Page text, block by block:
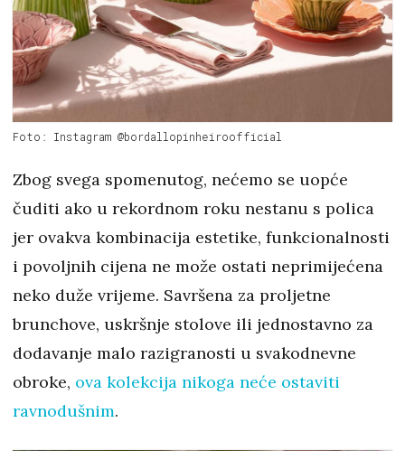
Foto: Instagram @bordallopinheiroofficial
Zbog svega spomenutog, nećemo se uopće
čuditi ako u rekordnom roku nestanu s polica
jer ovakva kombinacija estetike, funkcionalnosti
i povoljnih cijena ne može ostati neprimijećena
neko duže vrijeme. Savršena za proljetne
brunchove, uskršnje stolove ili jednostavno za
dodavanje malo razigranosti u svakodnevne
obroke, ova kolekcija nikoga neće ostaviti
ravnodušnim.